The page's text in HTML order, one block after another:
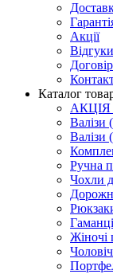
Акції
Відгуки
Каталог
АКЦІЯ
Валізи
Валізи
Ручна
Чохли
Жіночі